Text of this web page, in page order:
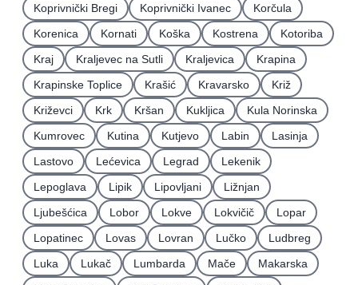
Koprivnički Bregi
Koprivnički Ivanec
Korčula
Korenica
Kornati Koška Kostrena
Kotoriba
Kraj
Kraljevec na Sutli Kraljevica
Krapina
Krapinske Toplice
Krašić Kravarsko
Križ
Križevci
Krk Kršan Kukljica
Kula Norinska
Kumrovec
Kutina Kutjevo Labin
Lasinja
Lastovo
Lećevica Legrad
Lekenik
Lepoglava
Lipik Lipovljani
Ližnjan
Ljubešćica
Lobor Lokve Lokvičič
Lopar
Lopatinec
Lovas Lovran Lučko
Ludbreg
Luka
Lukač Lumbarda Mače
Makarska